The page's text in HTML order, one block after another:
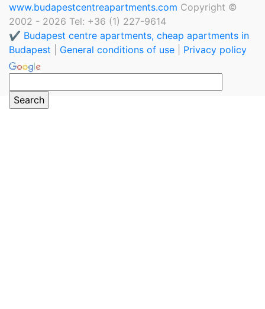
www.budapestcentreapartments.com Copyright ©
2002 - 2026 Tel: +36 (1) 227-9614
✔️ Budapest centre apartments, cheap apartments in
Budapest
General conditions of use Privacy policy